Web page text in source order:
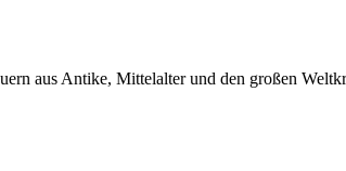
aus Antike, Mittelalter und den großen